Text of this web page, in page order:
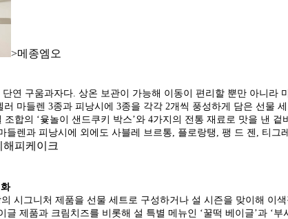
>메종엠오
연 구움과자다. 상온 보관이 가능해 이동이 편리할 뿐만 아니
마들렌 3종과 피낭시에 3종을 각각 2개씩 풍성하게 담은 선물
합의 ‘윷놀이 샌드쿠키 박스’와 4가지의 전통 재료로 맛을 낸
들렌과 피낭시에 외에도 사블레 브르통, 플로랑탱, 팽 드 젠, 티그
해피케이크
시그니처 제품을 선물 세트로 구성하거나 설 시즌을 맞이해
글 제품과 크림치즈를 비롯해 설 특별 메뉴인 ‘꿀떡 베이글’과